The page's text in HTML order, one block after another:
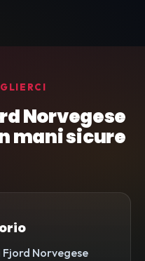
Norvegese
mani sicure
Norvegese